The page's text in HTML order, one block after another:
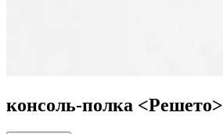
консоль-полка <Решето>